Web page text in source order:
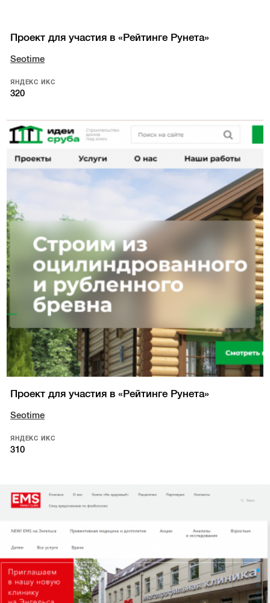
Проект для участия в «Рейтинге Рунета»
Seotime
ЯНДЕКС ИКС
320
Проект для участия в «Рейтинге Рунета»
Seotime
ЯНДЕКС ИКС
310